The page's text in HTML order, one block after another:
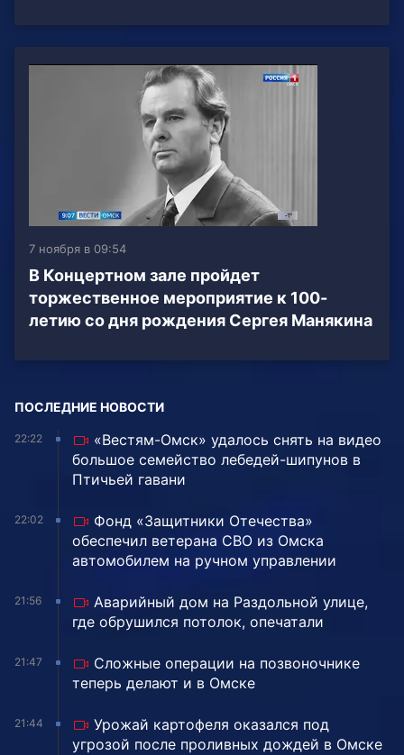
7 ноября в 09:54
В Концертном зале пройдет
торжественное мероприятие к 100-
летию со дня рождения Сергея Манякина
ПОСЛЕДНИЕ НОВОСТИ
22:22
«Вестям-Омск» удалось снять на видео
большое семейство лебедей-шипунов в
Птичьей гавани
22:02
Фонд «Защитники Отечества»
обеспечил ветерана СВО из Омска
автомобилем на ручном управлении
21:56
Аварийный дом на Раздольной улице,
где обрушился потолок, опечатали
21:47
Сложные операции на позвоночнике
теперь делают и в Омске
21:44
Урожай картофеля оказался под
угрозой после проливных дождей в Омске